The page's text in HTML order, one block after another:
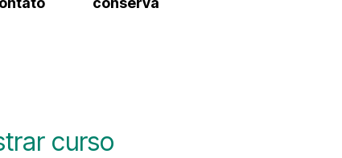
imprensacurso